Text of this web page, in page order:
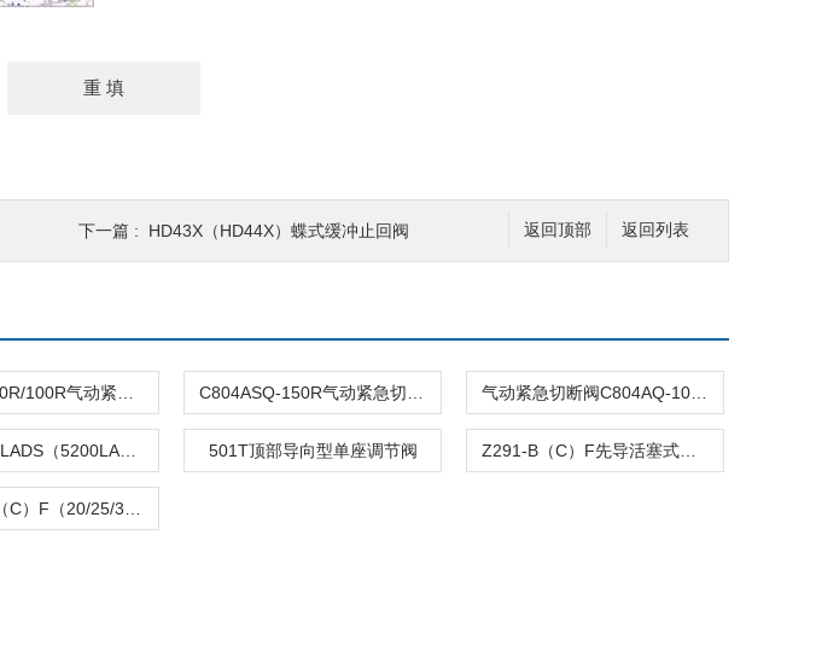
返回列表
返回顶部
下一篇 : HD43X（HD44X）蝶式缓冲止回阀
501T顶部导向型单座调节阀